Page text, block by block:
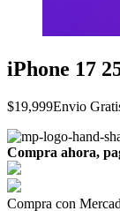
iPhone 17
$19,999Envio
Compra ahora,
Compra con